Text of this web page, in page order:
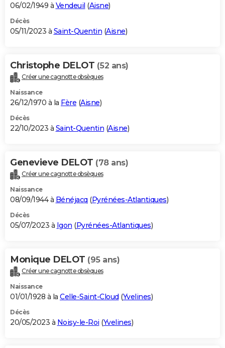
06/02/1949 à Vendeuil (Aisne)
Décès
05/11/2023 à Saint-Quentin (Aisne)
Christophe DELOT (52 ans)
Créer une cagnotte obsèques
Naissance
26/12/1970 à la Fère (Aisne)
Décès
22/10/2023 à Saint-Quentin (Aisne)
Genevieve DELOT (78 ans)
Créer une cagnotte obsèques
Naissance
08/09/1944 à Bénéjacq (Pyrénées-Atlantiques)
Décès
05/07/2023 à Igon (Pyrénées-Atlantiques)
Monique DELOT (95 ans)
Créer une cagnotte obsèques
Naissance
01/01/1928 à la Celle-Saint-Cloud (Yvelines)
Décès
20/05/2023 à Noisy-le-Roi (Yvelines)